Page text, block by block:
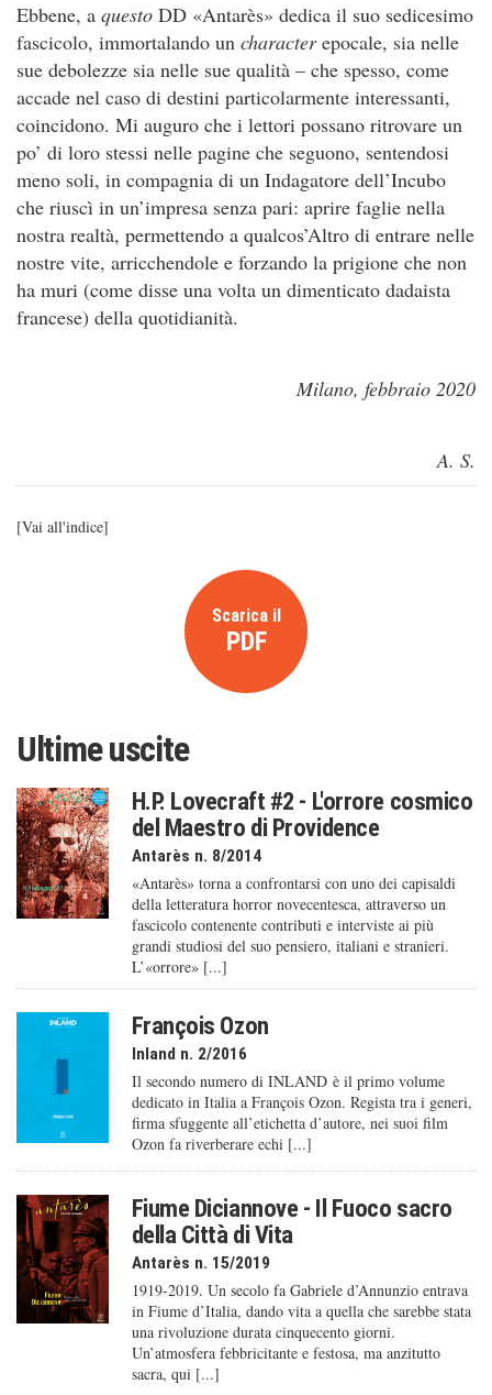
Ebbene, a questo DD «Antarès» dedica il suo sedicesimo
fascicolo, immortalando un characterepocale, sia nelle
sue debolezze sia nelle sue qualità – che spesso, come
accade nel caso di destini particolarmente interessanti,
coincidono. Mi auguro che i lettori possano ritrovare un
po’ di loro stessi nelle pagine che seguono, sentendosi
meno soli, in compagnia di un Indagatore dell’Incubo
che riuscì in un’impresa senza pari: aprire faglie nella
nostra realtà, permettendo a qualcos’Altro di entrare nelle
nostre vite, arricchendole e forzando la prigione che non
ha muri (come disse una volta un dimenticato dadaista
francese) della quotidianità.
Milano, febbraio 2020
A. S.
[Vai all'indice]
Scarica il
PDF
Ultime uscite
H.P. Lovecraft #2 - L'orrore cosmico
del Maestro di Providence
Antarès n. 8/2014
«Antarès» torna a confrontarsi con uno dei capisaldi
della letteratura horror novecentesca, attraverso un
fascicolo contenente contributi e interviste ai più
grandi studiosi del suo pensiero, italiani e stranieri.
L’«orrore» [...]
François Ozon
Inland n. 2/2016
Il secondo numero di INLAND è il primo volume
dedicato in Italia a François Ozon. Regista tra i generi,
firma sfuggente all’etichetta d’autore, nei suoi film
Ozon fa riverberare echi [...]
Fiume Diciannove - Il Fuoco sacro
della Città di Vita
Antarès n. 15/2019
1919-2019. Un secolo fa Gabriele d’Annunzio entrava
in Fiume d’Italia, dando vita a quella che sarebbe stata
una rivoluzione durata cinquecento giorni.
Un’atmosfera febbricitante e festosa, ma anzitutto
sacra, qui [...]